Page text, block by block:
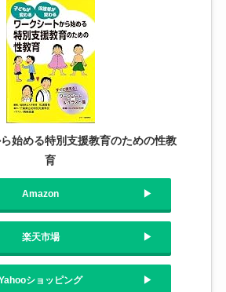
始める特別支援教育のための性教
育
Amazon
楽天市場
ショッピング